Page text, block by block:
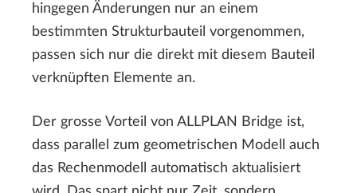
hingegen Änderungen nur an einem
bestimmten Strukturbauteil vorgenommen,
passen sich nur die direkt mit diesem Bauteil
verknüpften Elemente an.
Der grosse Vorteil von ALLPLAN Bridge ist,
dass parallel zum geometrischen Modell auch
das Rechenmodell automatisch aktualisiert